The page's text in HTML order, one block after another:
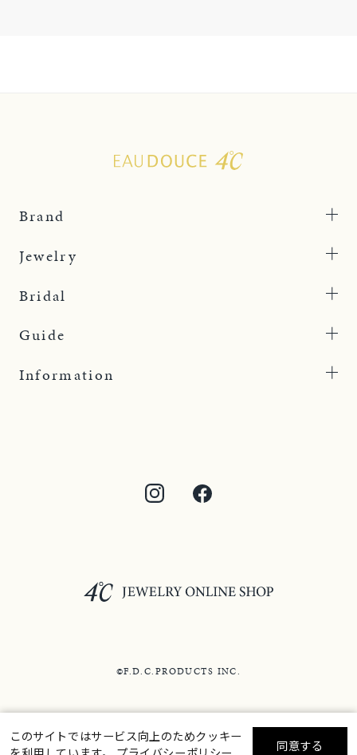
Brand
Jewelry
Bridal
Guide
Information
©F.D.C.PRODUCTS INC.
このサイトではサービス向上のためクッキー
同意する